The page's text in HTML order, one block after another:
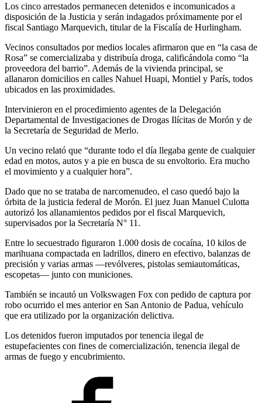
Los cinco arrestados permanecen detenidos e incomunicados a
disposición de la Justicia y serán indagados próximamente por el
fiscal Santiago Marquevich, titular de la Fiscalía de Hurlingham.
Vecinos consultados por medios locales afirmaron que en “la casa de
Rosa” se comercializaba y distribuía droga, calificándola como “la
proveedora del barrio”. Además de la vivienda principal, se
allanaron domicilios en calles Nahuel Huapi, Montiel y París, todos
ubicados en las proximidades.
Intervinieron en el procedimiento agentes de la Delegación
Departamental de Investigaciones de Drogas Ilícitas de Morón y de
la Secretaría de Seguridad de Merlo.
Un vecino relató que “durante todo el día llegaba gente de cualquier
edad en motos, autos y a pie en busca de su envoltorio. Era mucho
el movimiento y a cualquier hora”.
Dado que no se trataba de narcomenudeo, el caso quedó bajo la
órbita de la justicia federal de Morón. El juez Juan Manuel Culotta
autorizó los allanamientos pedidos por el fiscal Marquevich,
supervisados por la Secretaría N° 11.
Entre lo secuestrado figuraron 1.000 dosis de cocaína, 10 kilos de
marihuana compactada en ladrillos, dinero en efectivo, balanzas de
precisión y varias armas —revólveres, pistolas semiautomáticas,
escopetas— junto con municiones.
También se incautó un Volkswagen Fox con pedido de captura por
robo ocurrido el mes anterior en San Antonio de Padua, vehículo
que era utilizado por la organización delictiva.
Los detenidos fueron imputados por tenencia ilegal de
estupefacientes con fines de comercialización, tenencia ilegal de
armas de fuego y encubrimiento.